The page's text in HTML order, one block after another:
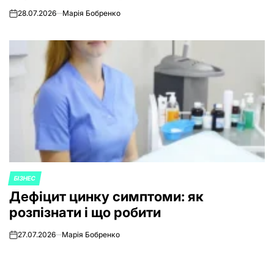
on28.07.2026 Марія Бобренко
POSTED
IN
БІЗНЕС
Дефіцит цинку симптоми: як
розпізнати і що робити
on27.07.2026 Марія Бобренко